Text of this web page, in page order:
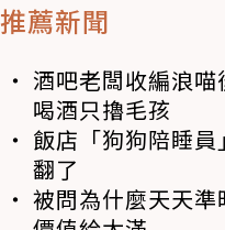
推薦新聞
酒吧老闆收編浪
喝酒只擼毛孩
飯店「狗狗陪睡
翻了
被問為什麼天天